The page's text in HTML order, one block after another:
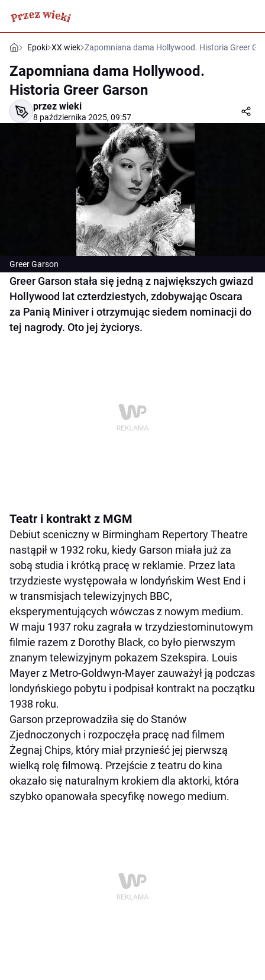
Epoki XX wiek Zapomniana dama Hollywood. Historia Greer
Zapomniana dama Hollywood.
Historia Greer Garson
przez wieki
8 października 2025, 09:57
Greer Garson
Greer Garson stała się jedną z największych gwiazd
Hollywood lat czterdziestych, zdobywając Oscara
za Panią Miniver i otrzymując siedem nominacji do
tej nagrody. Oto jej życiorys.
Teatr i kontrakt z MGM
Debiut sceniczny w Birmingham Repertory Theatre
nastąpił w 1932 roku, kiedy Garson miała już za
sobą studia i krótką pracę w reklamie. Przez lata
trzydzieste występowała w londyńskim West End i
w transmisjach telewizyjnych BBC,
eksperymentujących wówczas z nowym medium.
W maju 1937 roku zagrała w trzydziestominutowym
filmie razem z Dorothy Black, co było pierwszym
znanym telewizyjnym pokazem Szekspira. Louis
Mayer z Metro-Goldwyn-Mayer zauważył ją podczas
londyńskiego pobytu i podpisał kontrakt na początku
1938 roku.
Garson przeprowadziła się do Stanów
Zjednoczonych i rozpoczęła pracę nad filmem
Żegnaj Chips, który miał przynieść jej pierwszą
wielką rolę filmową. Przejście z teatru do kina
okazało się naturalnym krokiem dla aktorki, która
szybko opanowała specyfikę nowego medium.